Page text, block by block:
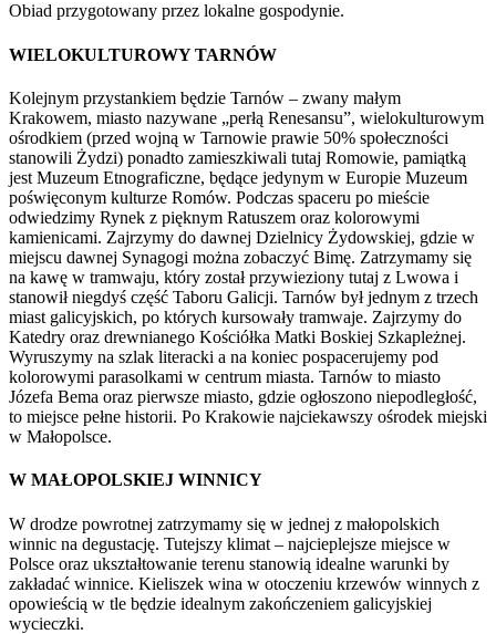
Obiad przygotowany przez lokalne gospodynie.
WIELOKULTUROWY TARNÓW
Kolejnym przystankiem będzie Tarnów – zwany małym
Krakowem, miasto nazywane „perłą Renesansu”, wielokulturowym
ośrodkiem (przed wojną w Tarnowie prawie 50% społeczności
stanowili Żydzi) ponadto zamieszkiwali tutaj Romowie, pamiątką
jest Muzeum Etnograficzne, będące jedynym w Europie Muzeum
poświęconym kulturze Romów. Podczas spaceru po mieście
odwiedzimy Rynek z pięknym Ratuszem oraz kolorowymi
kamienicami. Zajrzymy do dawnej Dzielnicy Żydowskiej, gdzie w
miejscu dawnej Synagogi można zobaczyć Bimę. Zatrzymamy się
na kawę w tramwaju, który został przywieziony tutaj z Lwowa i
stanowił niegdyś część Taboru Galicji. Tarnów był jednym z trzech
miast galicyjskich, po których kursowały tramwaje. Zajrzymy do
Katedry oraz drewnianego Kościółka Matki Boskiej Szkapleżnej.
Wyruszymy na szlak literacki a na koniec pospacerujemy pod
kolorowymi parasolkami w centrum miasta. Tarnów to miasto
Józefa Bema oraz pierwsze miasto, gdzie ogłoszono niepodległość,
to miejsce pełne historii. Po Krakowie najciekawszy ośrodek miejski
w Małopolsce.
W MAŁOPOLSKIEJ WINNICY
W drodze powrotnej zatrzymamy się w jednej z małopolskich
winnic na degustację. Tutejszy klimat – najcieplejsze miejsce w
Polsce oraz ukształtowanie terenu stanowią idealne warunki by
zakładać winnice. Kieliszek wina w otoczeniu krzewów winnych z
opowieścią w tle będzie idealnym zakończeniem galicyjskiej
wycieczki.